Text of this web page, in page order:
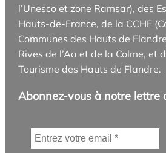
l’Unesco et zone Ramsar), des
Hauts-de-France, de la CCHF
Communes des Hauts de
Rives de l’Aa et de la Colme, et
Tourisme des Hauts de Flandre.
Abonnez-vous à notre lettre